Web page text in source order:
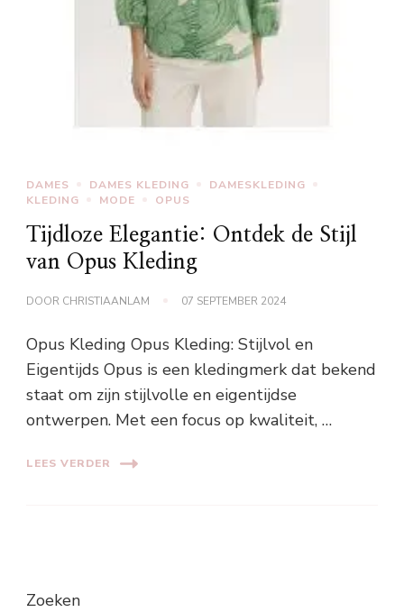
DAMES DAMES KLEDING
DAMESKLEDING
KLEDING
MODE OPUS
Tijdloze Elegantie: Ontdek de Stijl
van Opus Kleding
DOOR CHRISTIAANLAM 07 SEPTEMBER 2024
Opus Kleding Opus Kleding: Stijlvol en
Eigentijds Opus is een kledingmerk dat bekend
staat om zijn stijlvolle en eigentijdse
ontwerpen. Met een focus op kwaliteit, …
LEES VERDER
Zoeken